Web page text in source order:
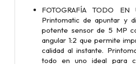
FOTOGRAFÍA TODO
Printomatic de apuntar y
potente sensor de 5 MP
angular 1:2 que permite
calidad al instante.
todo en uno ideal para